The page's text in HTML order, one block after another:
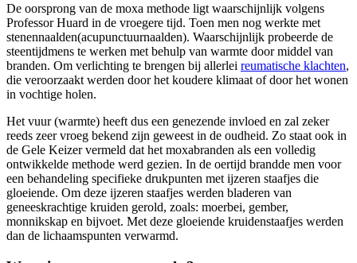
De oorsprong van de moxa methode ligt waarschijnlijk volgens
Professor Huard in de vroegere tijd. Toen men nog werkte met
stenennaalden(acupunctuurnaalden). Waarschijnlijk probeerde de
steentijdmens te werken met behulp van warmte door middel van
branden. Om verlichting te brengen bij allerlei reumatische klachten,
die veroorzaakt werden door het koudere klimaat of door het wonen
in vochtige holen.
Het vuur (warmte) heeft dus een genezende invloed en zal zeker
reeds zeer vroeg bekend zijn geweest in de oudheid. Zo staat ook in
de Gele Keizer vermeld dat het moxabranden als een volledig
ontwikkelde methode werd gezien. In de oertijd brandde men voor
een behandeling specifieke drukpunten met ijzeren staafjes die
gloeiende. Om deze ijzeren staafjes werden bladeren van
geneeskrachtige kruiden gerold, zoals: moerbei, gember,
monnikskap en bijvoet. Met deze gloeiende kruidenstaafjes werden
dan de lichaamspunten verwarmd.